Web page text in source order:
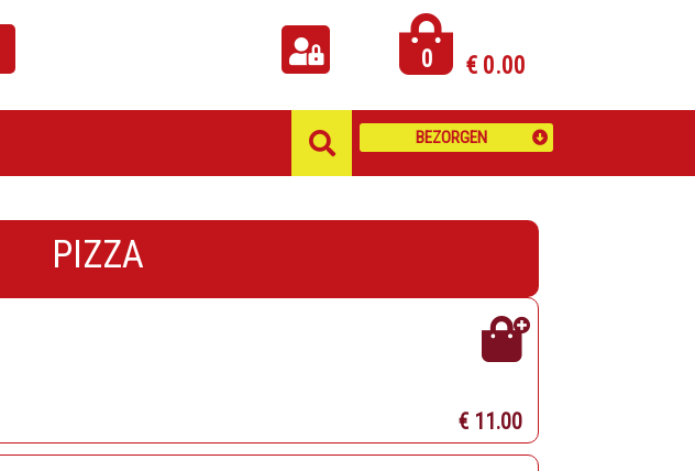
0 € 0.00
BEZORGEN
PIZZA
€ 11.00